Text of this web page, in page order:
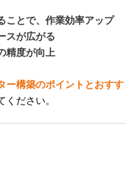
ことで、作業効率アップ
スが広がる
精度が向上
ー構築のポイントとおすす
ださい。